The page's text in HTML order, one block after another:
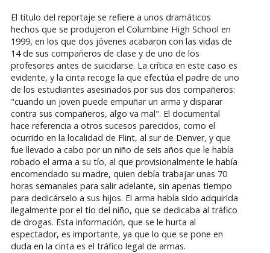
El título del reportaje se refiere a unos dramáticos
hechos que se produjeron el Columbine High School en
1999, en los que dos jóvenes acabaron con las vidas de
14 de sus compañeros de clase y de uno de los
profesores antes de suicidarse. La crítica en este caso es
evidente, y la cinta recoge la que efectúa el padre de uno
de los estudiantes asesinados por sus dos compañeros:
"cuando un joven puede empuñar un arma y disparar
contra sus compañeros, algo va mal". El documental
hace referencia a otros sucesos parecidos, como el
ocurrido en la localidad de Flint, al sur de Denver, y que
fue llevado a cabo por un niño de seis años que le había
robado el arma a su tío, al que provisionalmente le había
encomendado su madre, quien debía trabajar unas 70
horas semanales para salir adelante, sin apenas tiempo
para dedicárselo a sus hijos. El arma había sido adquirida
ilegalmente por el tío del niño, que se dedicaba al tráfico
de drogas. Esta información, que se le hurta al
espectador, es importante, ya que lo que se pone en
duda en la cinta es el tráfico legal de armas.